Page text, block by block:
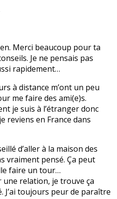
Merci beaucoup pour ta
Je ne pensais pas
rapidement…
à distance m’ont un peu
me faire des ami(e)s.
je suis à l’étranger donc
reviens en France dans
d’aller à la maison des
vraiment pensé. Ça peut
faire un tour…
relation, je trouve ça
J’ai toujours peur de paraître